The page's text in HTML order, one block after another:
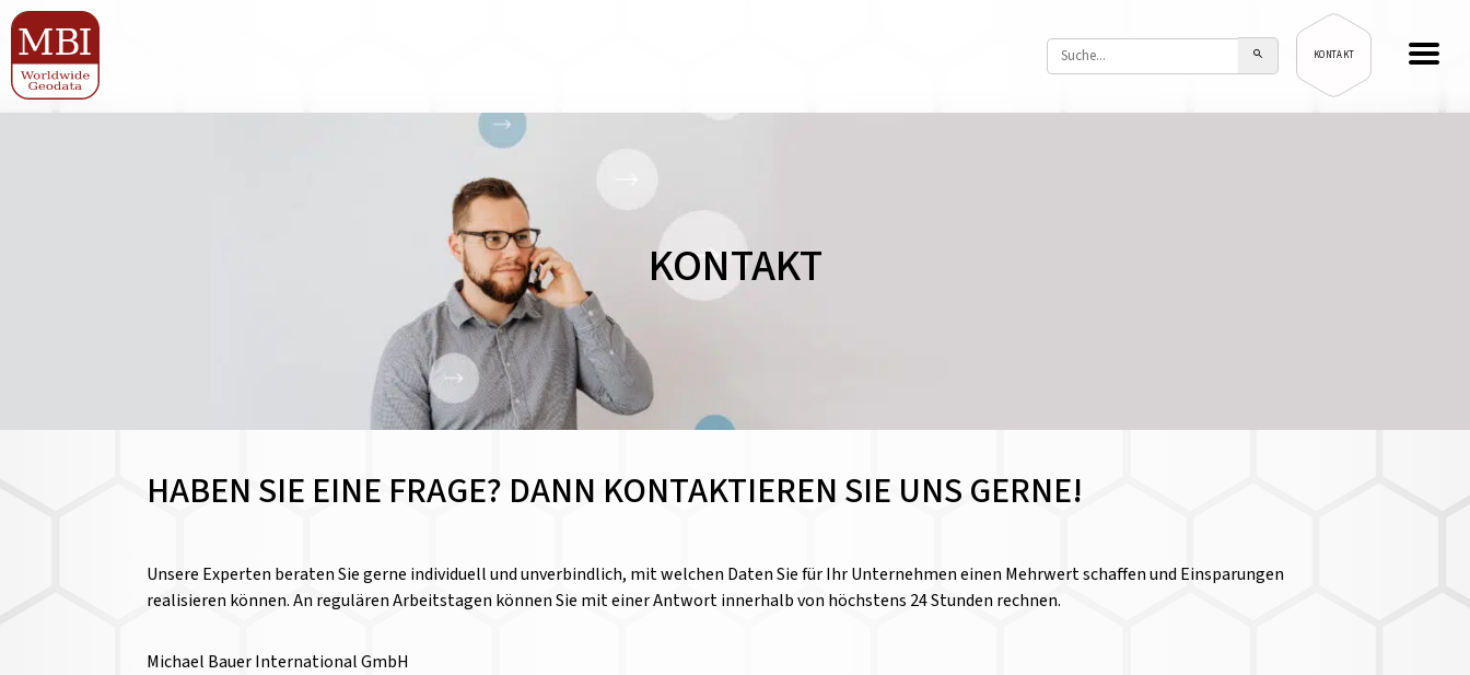
KONTAKT
KONTAKT
HABEN SIE EINE FRAGE? DANN KONTAKTIEREN SIE UNS GERNE!
Unsere Experten beraten Sie gerne individuell und unverbindlich, mit welchen Daten Sie für Ihr Unternehmen einen Mehrwert schaffen und Einsparungen
realisieren können. An regulären Arbeitstagen können Sie mit einer Antwort innerhalb von höchstens 24 Stunden rechnen.
Michael Bauer International GmbH